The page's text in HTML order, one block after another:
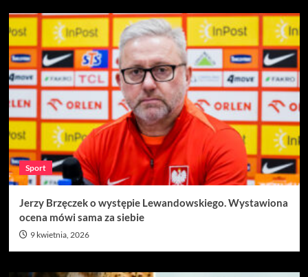
Sport
Jerzy Brzęczek o występie Lewandowskiego. Wystawiona
ocena mówi sama za siebie
9 kwietnia, 2026